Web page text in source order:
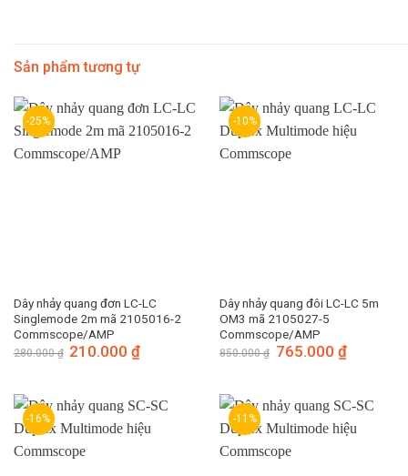
Sản phẩm tương tự
-25%
Dây nhảy quang đơn LC-LC
Singlemode 2m mã 2105016-2
Commscope/AMP
280.000₫ Giá
gốc
210.000₫
-10%
Dây nhảy quang đôi LC-LC 5m
OM3 mã 2105027-5
Commscope/AMP
850.000₫ Giá
gốc
765.000 ₫Giá
-16% -11%